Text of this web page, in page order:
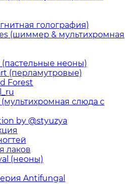
голография)
(шиммер & мультихромная
неоны)
(перламутровые)
Forest
слюда с
by @styuzya
лаков
(неоны)
Antifungal